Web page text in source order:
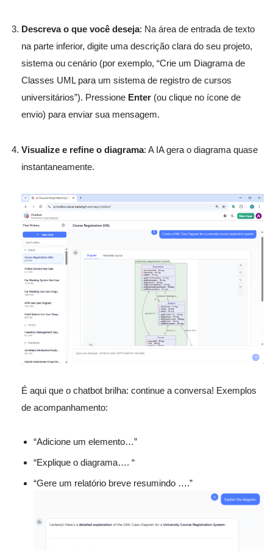
Descreva o que você deseja: Na área de entrada de texto
na parte inferior, digite uma descrição clara do seu projeto,
sistema ou cenário (por exemplo, “Crie um Diagrama de
Classes UML para um sistema de registro de cursos
universitários”). Pressione Enter (ou clique no ícone de
envio) para enviar sua mensagem.
Visualize e refine o diagrama: A IA gera o diagrama quase
instantaneamente.
É aqui que o chatbot brilha: continue a conversa! Exemplos
de acompanhamento:
“Adicione um elemento…”
“Explique o diagrama…. “
“Gere um relatório breve resumindo ….”